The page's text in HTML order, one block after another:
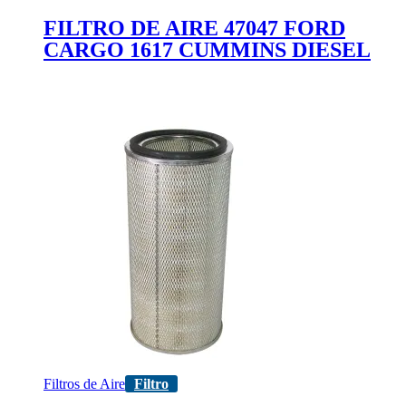
FILTRO DE AIRE 47047 FORD
CARGO 1617 CUMMINS DIESEL
Filtros de Aire Filtro